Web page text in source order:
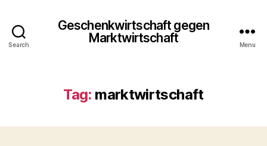
Search
Geschenkwirtschaft gegen
Marktwirtschaft
Menu
Tag: marktwirtschaft